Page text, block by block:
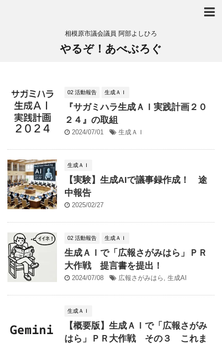
相模原市議会議員 阿部よしひろ
やるぞ！あべぶろぐ
02 活動報告 生成ＡＩ
『サガミハラ生成ＡＩ実践計画２０
２４』の取組
2024/07/01 生成ＡＩ
生成ＡＩ
【実験】生成AIで議事録作成！ 途
中報告
2025/02/27
02 活動報告 生成ＡＩ
生成ＡＩで「広報さがみはら」ＰＲ
大作戦 提言書を提出！
2024/07/08 広報さがみはら , 生成AI
生成ＡＩ
【概要版】生成ＡＩで「広報さがみ
はら」ＰＲ大作戦 その３ これま